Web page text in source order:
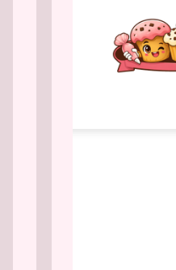
Melhores
Doces